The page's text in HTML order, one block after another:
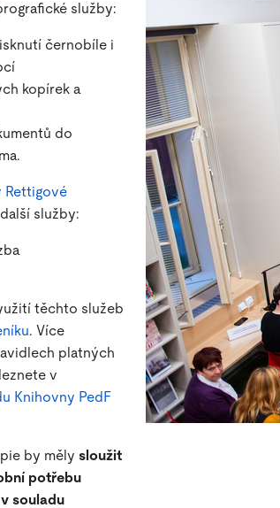
služby:
černobíle i
kopírek a
do
Rettigové
služby:
těchto služeb
. Více
platných
v
Knihovny PedF
by měly sloužit
potřebu
souladu